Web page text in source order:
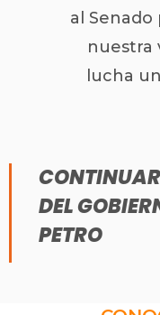
al
nuestra
lucha
DEL
PETRO